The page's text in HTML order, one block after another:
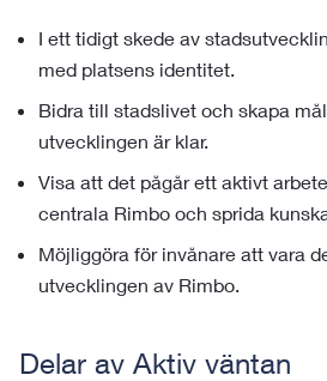
I ett tidigt skede av
med platsens identitet.
Bidra till stadslivet och skapa
utvecklingen är klar.
Visa att det pågår ett aktivt
centrala Rimbo och sprida
Möjliggöra för invånare att vara
utvecklingen av Rimbo.
Delar av Aktiv väntan